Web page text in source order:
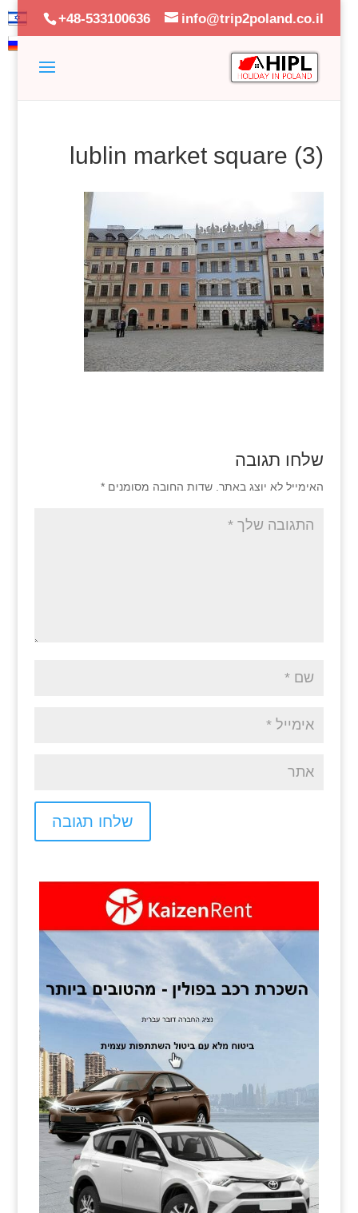
+48-533100636 info@trip2poland.co.il
lublin market square (3)
שלחו תגובה
האימייל לא יוצג באתר. שדות החובה מסומנים *